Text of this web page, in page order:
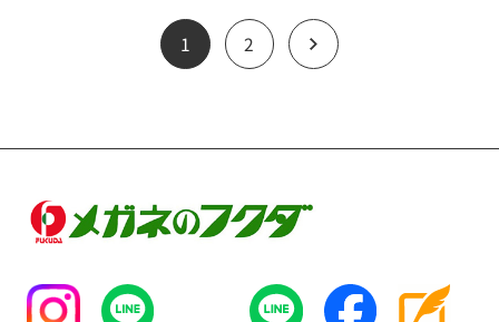
1 2